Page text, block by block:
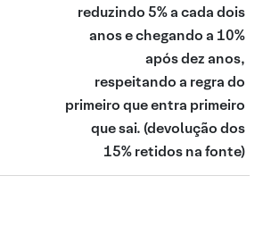
reduzindo 5% a cada dois
anos e chegando a 10%
após dez anos,
respeitando a regra do
primeiro que entra primeiro
que sai. (devolução dos
15% retidos na fonte)